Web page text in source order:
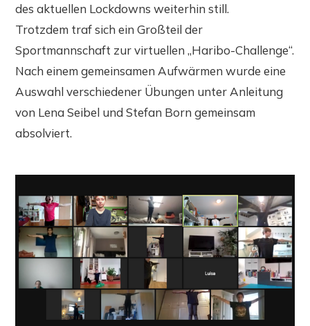
des aktuellen Lockdowns weiterhin still.
Trotzdem traf sich ein Großteil der
Sportmannschaft zur virtuellen „Haribo-Challenge“.
Nach einem gemeinsamen Aufwärmen wurde eine
Auswahl verschiedener Übungen unter Anleitung
von Lena Seibel und Stefan Born gemeinsam
absolviert.